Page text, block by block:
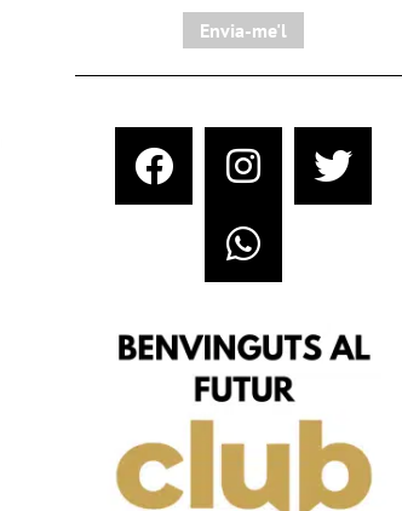
Envia-me'l